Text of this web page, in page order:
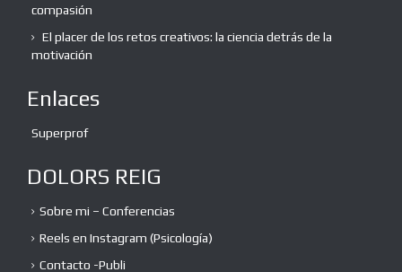
compasión
El placer de los retos creativos: la ciencia detrás de la
motivación
Enlaces
Superprof
DOLORS REIG
Sobre mi – Conferencias
Reels en Instagram (Psicología)
Contacto -Publi